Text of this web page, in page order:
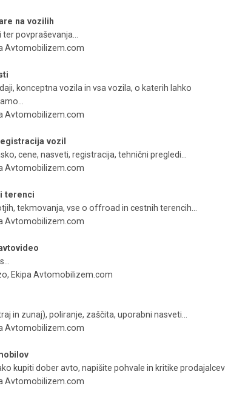
na vozilih
povpraševanja...
Avtomobilizem.com
konceptna vozila in vsa vozila, o katerih lahko
Avtomobilizem.com
vozil
cene, nasveti, registracija, tehnični pregledi...
Avtomobilizem.com
terenci
tekmovanja, vse o offroad in cestnih terencih...
Avtomobilizem.com
, Ekipa Avtomobilizem.com
in zunaj), poliranje, zaščita, uporabni nasveti...
Avtomobilizem.com
kupiti dober avto, napišite pohvale in kritike prodajalcev
Avtomobilizem.com